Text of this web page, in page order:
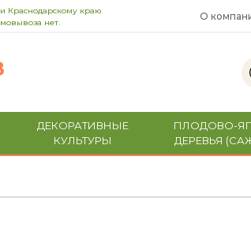
Краснодарскому краю
нет.
О
ДЕКОРАТИВНЫЕ
КУЛЬТУРЫ
ПЛОДОВО-
ДЕРЕВЬЯ